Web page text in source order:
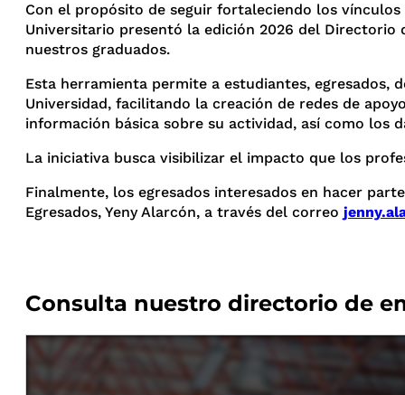
Con el propósito de seguir fortaleciendo los
Universitario presentó la edición 2026 del Directorio
nuestros graduados.
Esta herramienta permite a estudiantes,
Universidad, facilitando la creación de redes de
información básica sobre su actividad, así como los
La iniciativa busca visibilizar el impacto que los
Finalmente, los egresados interesados en hacer
Egresados, Yeny Alarcón, a través del correo
Consulta nuestro directorio de